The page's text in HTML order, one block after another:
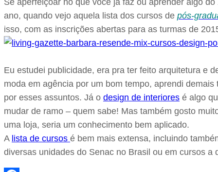
ano, quando vejo aquela lista dos cursos de pós-
isso, com as inscrições abertas para as turmas de
Eu estudei publicidade, era pra ter feito arquitetura e
moda em agência por um bom tempo, aprendi
por esses assuntos. Já o design de interiores é algo
mudar de ramo – quem sabe! Mas também gosto
uma loja, seria um conhecimento bem aplicado.
A lista de cursos é bem mais extensa, incluindo
diversas unidades do Senac no Brasil ou em cursos